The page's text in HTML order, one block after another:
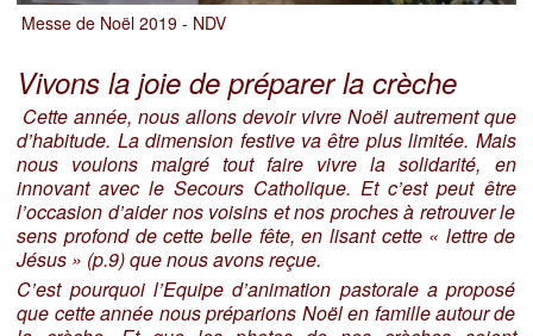
Messe de Noël 2019 - NDV
Vivons la joie de préparer la crèche
Cette année, nous allons devoir vivre Noël autrement que
d’habitude. La dimension festive va être plus limitée. Mais
nous voulons malgré tout faire vivre la solidarité, en
innovant avec le Secours Catholique. Et c’est peut être
l’occasion d’aider nos voisins et nos proches à retrouver le
sens profond de cette belle fête, en lisant cette « lettre de
Jésus » (p.9) que nous avons reçue.
C’est pourquoi l’Equipe d’animation pastorale a proposé
que cette année nous préparions Noël en famille autour de